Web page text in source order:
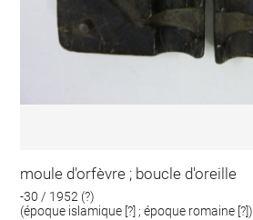
moule d'orfèvre ; boucle d'oreille
-30 / 1952 (?)
(époque islamique [?] ; époque romaine [?])